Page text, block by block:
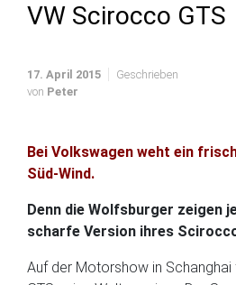
VW Scirocco GTS
17. April 2015
Geschrieben
von Peter
Bei Volkswagen weht ein
Süd-Wind.
Denn die Wolfsburger zeigen
scharfe Version ihres
Auf der Motorshow in